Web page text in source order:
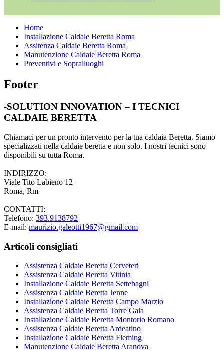
Home
Installazione Caldaie Beretta Roma
Assitenza Caldaie Beretta Roma
Manutenzione Caldaie Beretta Roma
Preventivi e Sopralluoghi
Footer
-SOLUTION INNOVATION – I TECNICI
CALDAIE BERETTA
Chiamaci per un pronto intervento per la tua caldaia Beretta. Siamo
specializzati nella caldaie beretta e non solo. I nostri tecnici sono
disponibili su tutta Roma.
INDIRIZZO:
Viale Tito Labieno 12
Roma, Rm
CONTATTI:
Telefono: 393.9138792
E-mail: maurizio.galeotti1967@gmail.com
Articoli consigliati
Assistenza Caldaie Beretta Cerveteri
Assistenza Caldaie Beretta Vitinia
Installazione Caldaie Beretta Settebagni
Assistenza Caldaie Beretta Jenne
Installazione Caldaie Beretta Campo Marzio
Assistenza Caldaie Beretta Torre Gaia
Installazione Caldaie Beretta Montorio Romano
Assistenza Caldaie Beretta Ardeatino
Installazione Caldaie Beretta Fleming
Manutenzione Caldaie Beretta Aranova